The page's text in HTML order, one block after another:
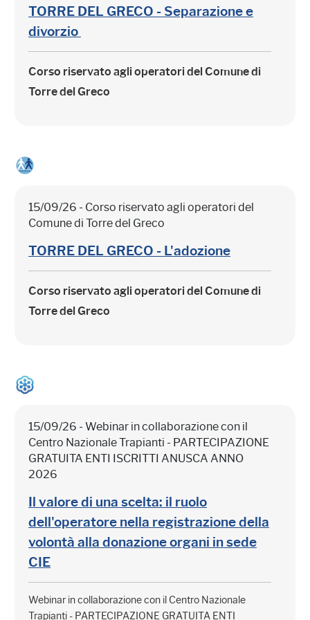
TORRE DEL GRECO - Separazione e
divorzio
Corso riservato agli operatori del Comune di
Torre del Greco
15/09/26 - Corso riservato agli operatori del
Comune di Torre del Greco
TORRE DEL GRECO - L'adozione
Corso riservato agli operatori del Comune di
Torre del Greco
15/09/26 - Webinar in collaborazione con il
Centro Nazionale Trapianti - PARTECIPAZIONE
GRATUITA ENTI ISCRITTI ANUSCA ANNO
2026
Il valore di una scelta: il ruolo
dell'operatore nella registrazione della
volontà alla donazione organi in sede
CIE
Webinar in collaborazione con il Centro Nazionale
Trapianti - PARTECIPAZIONE GRATUITA ENTI